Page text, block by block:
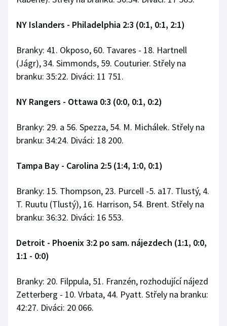
NY Islanders - Philadelphia 2:3 (0:1, 0:1, 2:1)
Branky: 41. Okposo, 60. Tavares - 18. Hartnell
(Jágr), 34. Simmonds, 59. Couturier. Střely na
branku: 35:22. Diváci: 11 751.
NY Rangers - Ottawa 0:3 (0:0, 0:1, 0:2)
Branky: 29. a 56. Spezza, 54. M. Michálek. Střely na
branku: 34:24. Diváci: 18 200.
Tampa Bay - Carolina 2:5 (1:4, 1:0, 0:1)
Branky: 15. Thompson, 23. Purcell -5. a17. Tlustý, 4.
T. Ruutu (Tlustý), 16. Harrison, 54. Brent. Střely na
branku: 36:32. Diváci: 16 553.
Detroit - Phoenix 3:2 po sam. nájezdech (1:1, 0:0,
1:1 - 0:0)
Branky: 20. Filppula, 51. Franzén, rozhodující nájezd
Zetterberg - 10. Vrbata, 44. Pyatt. Střely na branku:
42:27. Diváci: 20 066.